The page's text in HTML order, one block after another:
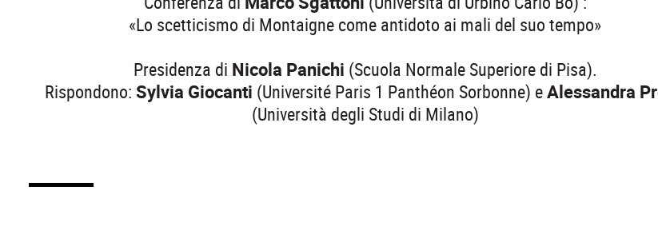
«Lo scetticismo di Montaigne come antidoto ai mali del suo tempo»
Presidenza di Nicola Panichi (Scuola Normale Superiore di Pisa).
Rispondono: Sylvia Giocanti (Université Paris 1 Panthéon Sorbonne) eAlessandra
(Università degli Studi di Milano)